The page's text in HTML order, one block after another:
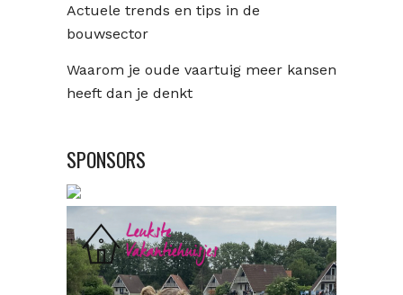
Actuele trends en tips in de
bouwsector
Waarom je oude vaartuig meer kansen
heeft dan je denkt
SPONSORS